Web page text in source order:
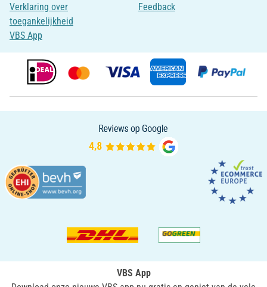
Verklaring over
toegankelijkheid
VBS App
Feedback
VBS App